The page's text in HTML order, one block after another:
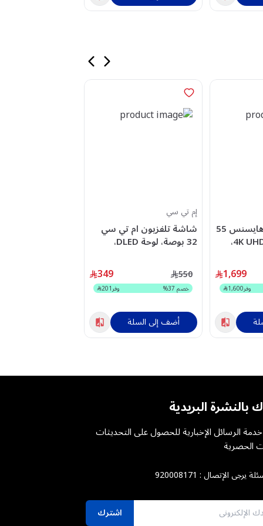
شاشة تلفزيون هايسنس 55
بوصة سمارت، 4K UHD،
التشغيل لمدة 8 سنوات -
1,699
وفر1,600
إم تي سي
شاشة تلفزيون ام تي سي
32 بوصة، لوحة DLED،
MT32HD600N
349 550
خصم37
% وفر201
أضف إلى السلة
بالنشرة البريدية
الرسائل الإخبارية للحصول على التحديثات
الحصرية
يرجى الإتصال : 920008171
اشترك